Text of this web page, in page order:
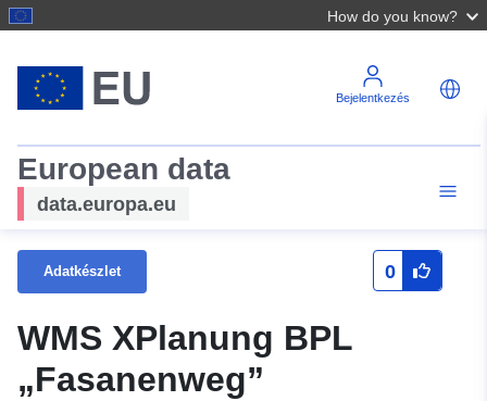
How do you know?
Bejelentkezés
European data
data.europa.eu
Adatkészlet 0
WMS XPlanung BPL
„Fasanenweg”